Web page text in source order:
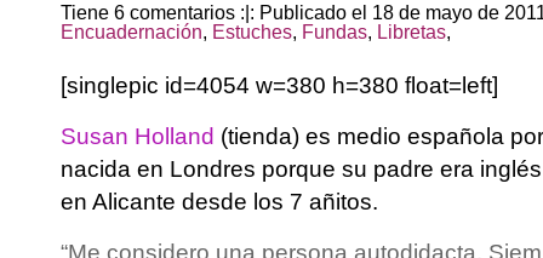
Tiene 6 comentarios :|: Publicado el 18 de mayo de
Encuadernación, Estuches, Fundas, Libretas,
[singlepic id=4054 w=380 h=380 float=left]
Susan Holland (tienda) es medio española
nacida en Londres porque su padre era
en Alicante desde los 7 añitos.
“Me considero una persona autodidacta.